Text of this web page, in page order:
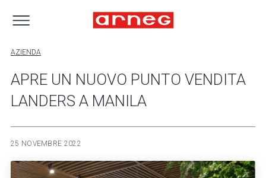
AZIENDA
APRE UN NUOVO PUNTO VENDITA
LANDERS A MANILA
25 NOVEMBRE 2022